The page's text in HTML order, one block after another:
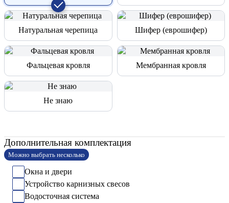
Натуральная черепица Шифер (еврошифер)
Фальцевая кровля Мембранная кровля
Не знаю
Дополнительная комплектация
Можно выбрать несколько
Окна и двери
Устройство карнизных свесов
Водосточная система